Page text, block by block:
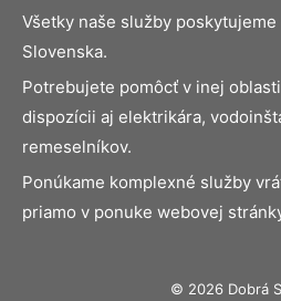
Všetky naše služby
Slovenska.
Potrebujete pomôcť v inej
dispozícii aj elektrikára,
remeselníkov.
Ponúkame komplexné služby
priamo v ponuke webovej
© 2026 Dobrá